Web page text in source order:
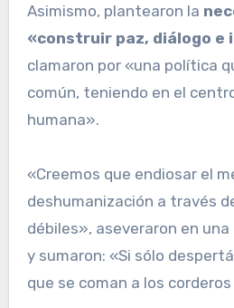
Asimismo, plantearon la
«construir paz, diálogo e
clamaron por «una política
común, teniendo en el
humana».
«Creemos que endiosar el
deshumanización a través
débiles», aseveraron en
y sumaron: «Si sólo
que se coman a los